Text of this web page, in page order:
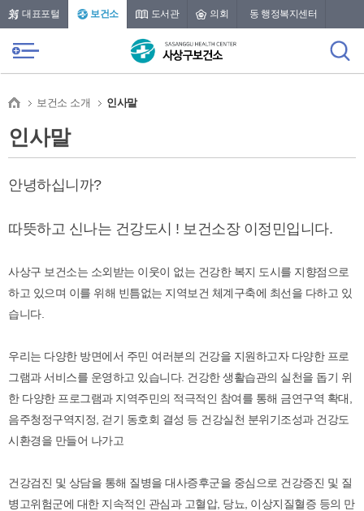
본문 바로가기
메인메뉴 바로가기
대표포털 보건소 도서관 의회 동 행정복지센터
보건소 소개 인사말
인사말
안녕하십니까?
따뜻하고 신나는 건강도시 ! 보건소장 이정민입니다.
사상구 보건소는 소외받는 이웃이 없는 건강한 복지 도시를 지향점으로
하고 있으며 이를 위해 빈틈없는 지역보건 체계구축에 최선을 다하고 있
습니다.
우리는 다양한 방면에서 주민 여러분의 건강을 지원하고자 다양한 프로
그램과 서비스를 운영하고 있습니다. 건강한 생활습관의 실천을 돕기 위
한 다양한 프로그램과 지역주민의 적극적인 참여를 통해 금연구역 확대,
음주청정구역지정, 걷기 동호회 결성 등 건강실천 분위기조성과 건강도
시환경을 만들어 나가고
건강검진 및 상담을 통해 질병을 대사증후군을 중심으로 건강증진 및 질
병고위험군에 대한 지속적인 관심과 고혈압, 당뇨, 이상지질혈증 등의 만